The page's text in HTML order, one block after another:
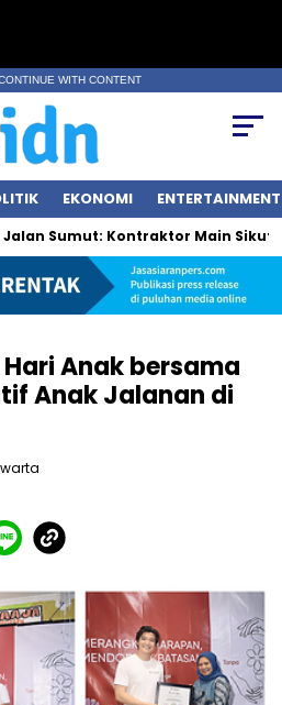
WITH CONTENT
EKONOMI ENTERTAINMENT
Kontraktor Main Sikut,
Anak bersama
Anak Jalanan di